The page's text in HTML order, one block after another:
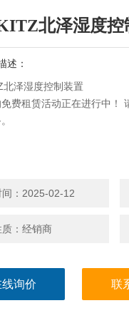
北泽湿度控
述：
北泽湿度控制装置
费租赁活动正在进行中！
间：2025-02-12
：经销商
询价 联